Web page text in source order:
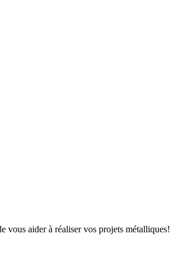
vous aider à réaliser vos projets métalliques!